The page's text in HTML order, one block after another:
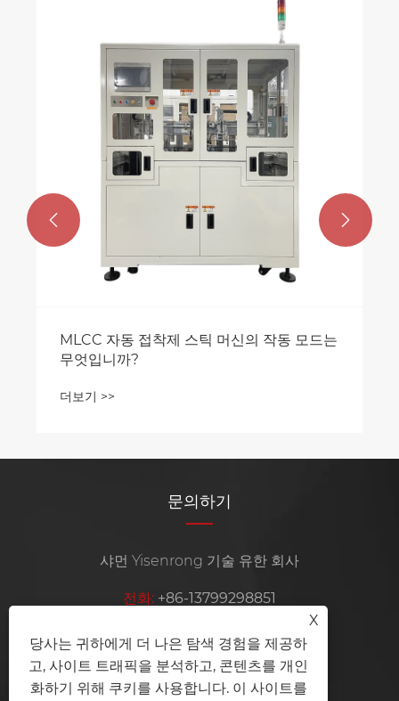
MLCC 자동 접착제 스틱 머신의 작동 모드는
무엇입니까?
더보기 >>
 
문의하기
샤먼 Yisenrong 기술 유한 회사
전화: +86-13799298851
이동하는:+86-15105969115
이메일:ysrznzz@ysrmachine.com
X
당사는 귀하에게 더 나은 탐색 경험을 제공하
고, 사이트 트래픽을 분석하고, 콘텐츠를 개인
화하기 위해 쿠키를 사용합니다. 이 사이트를